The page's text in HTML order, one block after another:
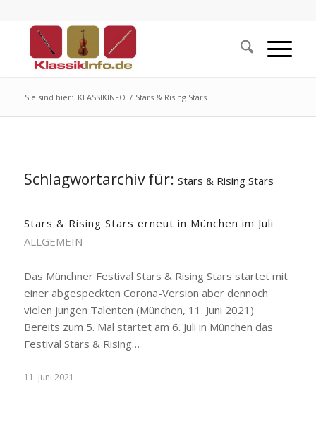
Sie sind hier: KLASSIKINFO / Stars & Rising Stars
Schlagwortarchiv für: Stars & Rising Stars
Stars & Rising Stars erneut in München im Juli
ALLGEMEIN
Das Münchner Festival Stars & Rising Stars startet mit
einer abgespeckten Corona-Version aber dennoch
vielen jungen Talenten (München, 11. Juni 2021)
Bereits zum 5. Mal startet am 6. Juli in München das
Festival Stars & Rising…
11. Juni 2021